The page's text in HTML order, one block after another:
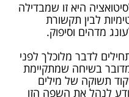
היא זו שמבדילה
לבין תקשורת
מדהים וסיפוק.
לדבר מלוכלך לפני
בשיחה שמתקיימת
תשוקה של מילים
לנהל את השפה הזו